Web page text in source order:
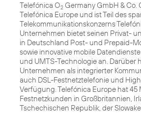
Telefónica O2 Germany GmbH & Co.
Telefónica Europe und ist Teil des
Telekommunikationskonzerns
Unternehmen bietet seinen Privat-
in Deutschland Post- und Prepaid-
sowie innovative mobile
und UMTS-Technologie an. Darüber
Unternehmen als integrierter
auch DSL-Festnetztelefonie und
Verfügung. Telefónica Europe hat
Festnetzkunden in Großbritannien,
Tschechischen Republik, der